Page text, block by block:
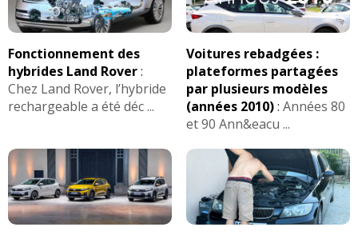
Fonctionnement des
hybrides Land Rover:
Chez Land Rover, l’hybride
rechargeable a été déc ...
Voitures rebadgées :
plateformes partagées
par plusieurs modèles
(années 2010): Années 80
et 90 Ann&eacu ...